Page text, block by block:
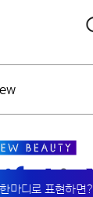
마디로 표현하면?